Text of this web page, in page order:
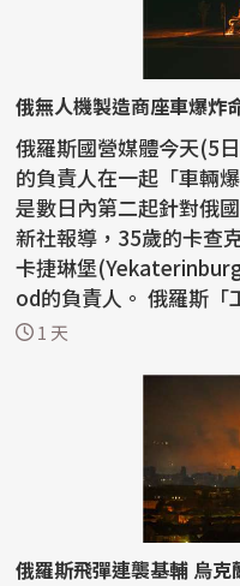
俄無人機製造商座車爆炸
俄羅斯國營媒體今天(5
的負責人在一起「車輛
是數日內第二起針對俄
新社報導，35歲的卡查
卡捷琳堡
od的負責人。 俄羅斯「工商日報」(Kommersant)報
導，...
1 天
俄羅斯飛彈連襲基輔 烏